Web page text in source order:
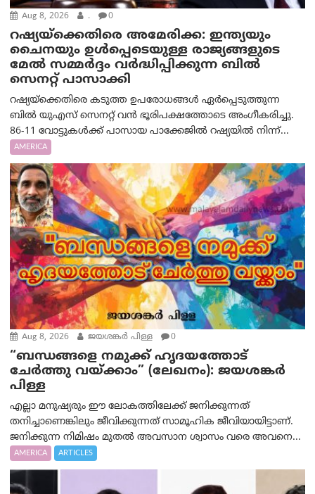
Aug 8, 2026 . 0
റഷ്യയ്‌ക്കെതിരെ അമേരിക്ക: ഇന്ത്യയും
ചൈനയും ഉൾപ്പെടെയുള്ള രാജ്യങ്ങളുടെ
മേൽ സമ്മർദ്ദം വർദ്ധിപ്പിക്കുന്ന ബിൽ
സെനറ്റ് പാസാക്കി
റഷ്യയ്‌ക്കെതിരെ കടുത്ത ഉപരോധങ്ങൾ ഏർപ്പെടുത്തുന്ന
ബിൽ യുഎസ് സെനറ്റ് വൻ ഭൂരിപക്ഷത്തോടെ അംഗീകരിച്ചു.
86-11 വോട്ടുകൾക്ക് പാസായ പാക്കേജിൽ റഷ്യയിൽ നിന്ന്...
AMERICA
Aug 8, 2026 ജയശങ്കര്‍ പിള്ള 0
“ബന്ധങ്ങളെ നമുക്ക് ഹൃദയത്തോട്
ചേർത്തു വയ്ക്കാം” (ലേഖനം): ജയശങ്കര്‍
പിള്ള
എല്ലാ മനുഷ്യരും ഈ ലോകത്തിലേക്ക് ജനിക്കുന്നത്
തനിച്ചാണെങ്കിലും ജീവിക്കുന്നത് സാമൂഹിക ജീവിയായിട്ടാണ്.
ജനിക്കുന്ന നിമിഷം മുതൽ അവസാന ശ്വാസം വരെ അവനെ...
AMERICA ARTICLES